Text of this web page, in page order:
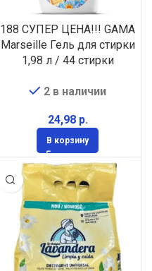
188 СУПЕР ЦЕНА!!! GAMA
Marseille Гель для стирки
1,98 л / 44 стирки
2 в наличии
р.
В корзину